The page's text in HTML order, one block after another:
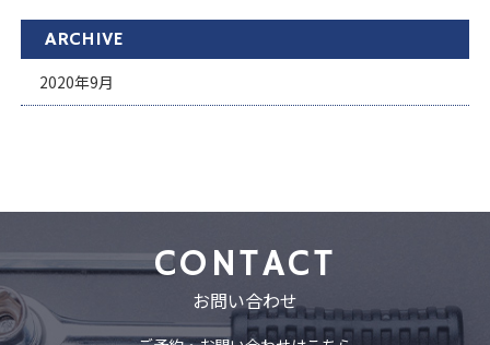
ARCHIVE
2020年9月
CONTACT
お問い合わせ